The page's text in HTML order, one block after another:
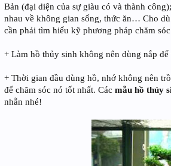
Bản (đại diện của sự giàu có và thành
nhau về không gian sống, thức ăn… Cho
cần phải tìm hiểu kỹ phương pháp chăm
+ Làm hồ thủy sinh không nên dùng nắp
+ Thời gian đầu dùng hồ, nhớ không nên
để chăm sóc nó tốt nhất. Cácmẫu hồ thủy
nhẫn nhé!